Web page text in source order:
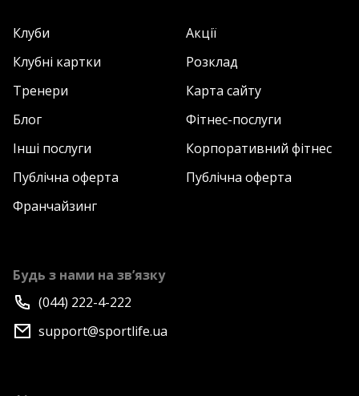
Клуби
Акції
Клубні картки
Розклад
Тренери
Карта сайту
Блог
Фітнес-послуги
Інші послуги
Корпоративний фітнес
Публічна оферта
Публічна оферта
Франчайзинг
Будь з нами на зв’язку
(044) 222-4-222
support@sportlife.ua